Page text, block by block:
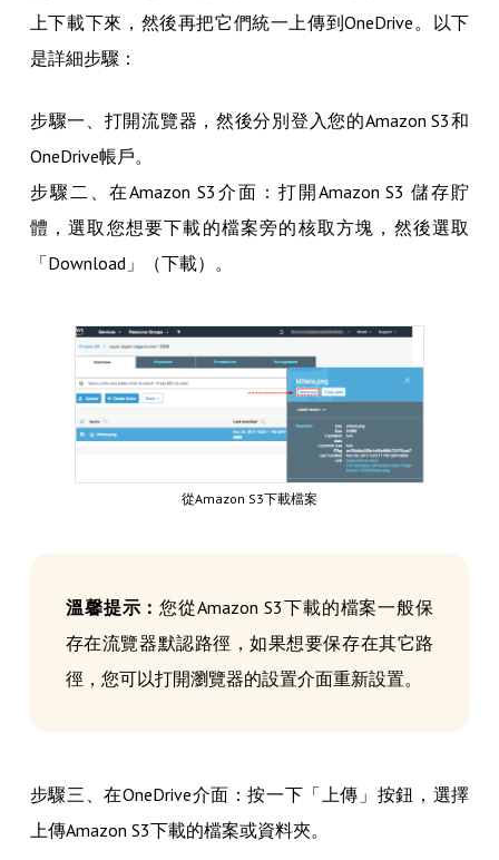
上下載下來，然後再把它們統一上傳到OneDrive。以下
是詳細步驟：
步驟一、打開流覽器，然後分別登入您的Amazon S3和
OneDrive帳戶。
步驟二、在Amazon S3介面：打開Amazon S3 儲存貯
體，選取您想要下載的檔案旁的核取方塊，然後選取
「Download」（下載）。
從Amazon S3下載檔案
溫馨提示：您從Amazon S3下載的檔案一般保
存在流覽器默認路徑，如果想要保存在其它路
徑，您可以打開瀏覽器的設置介面重新設置。
步驟三、在OneDrive介面：按一下「上傳」按鈕，選擇
上傳Amazon S3下載的檔案或資料夾。